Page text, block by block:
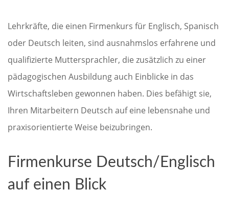
Lehrkräfte, die einen Firmenkurs für Englisch, Spanisch
oder Deutsch leiten, sind ausnahmslos erfahrene und
qualifizierte Muttersprachler, die zusätzlich zu einer
pädagogischen Ausbildung auch Einblicke in das
Wirtschaftsleben gewonnen haben. Dies befähigt sie,
Ihren Mitarbeitern Deutsch auf eine lebensnahe und
praxisorientierte Weise beizubringen.
Firmenkurse Deutsch/Englisch
auf einen Blick